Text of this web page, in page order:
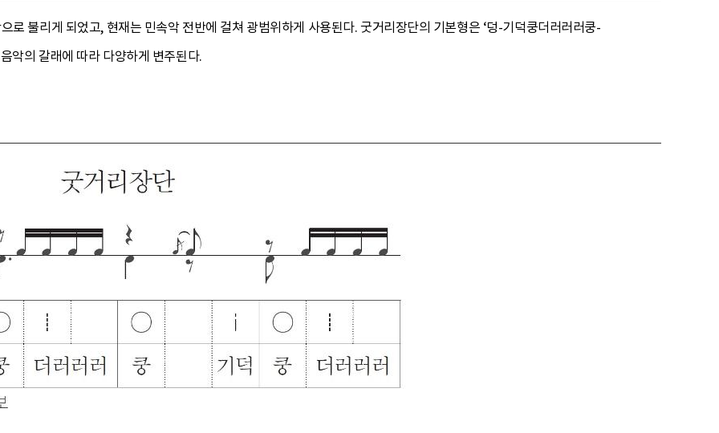
로 불리게 되었고, 현재는 민속악 전반에 걸쳐 광범위하게 사용된다. 굿거리장단의 기본형은 ‘덩-기덕쿵더러러러쿵-
악의 갈래에 따라 다양하게 변주된다.